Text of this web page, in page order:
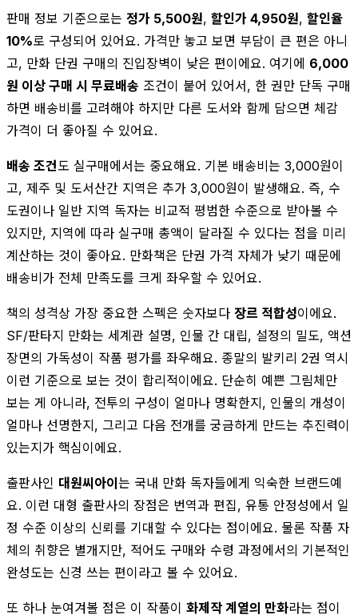
판매 정보 기준으로는 정가 5,500원, 할인가 4,950원, 할인율
10%로 구성되어 있어요. 가격만 놓고 보면 부담이 큰 편은 아니
고, 만화 단권 구매의 진입장벽이 낮은 편이에요. 여기에 6,000
원 이상 구매 시 무료배송 조건이 붙어 있어서, 한 권만 단독 구매
하면 배송비를 고려해야 하지만 다른 도서와 함께 담으면 체감
가격이 더 좋아질 수 있어요.
배송 조건도 실구매에서는 중요해요. 기본 배송비는 3,000원이
고, 제주 및 도서산간 지역은 추가 3,000원이 발생해요. 즉, 수
도권이나 일반 지역 독자는 비교적 평범한 수준으로 받아볼 수
있지만, 지역에 따라 실구매 총액이 달라질 수 있다는 점을 미리
계산하는 것이 좋아요. 만화책은 단권 가격 자체가 낮기 때문에
배송비가 전체 만족도를 크게 좌우할 수 있어요.
책의 성격상 가장 중요한 스펙은 숫자보다 장르 적합성이에요.
SF/판타지 만화는 세계관 설명, 인물 간 대립, 설정의 밀도, 액션
장면의 가독성이 작품 평가를 좌우해요. 종말의 발키리 2권 역시
이런 기준으로 보는 것이 합리적이에요. 단순히 예쁜 그림체만
보는 게 아니라, 전투의 구성이 얼마나 명확한지, 인물의 개성이
얼마나 선명한지, 그리고 다음 전개를 궁금하게 만드는 추진력이
있는지가 핵심이에요.
출판사인 대원씨아이는 국내 만화 독자들에게 익숙한 브랜드예
요. 이런 대형 출판사의 장점은 번역과 편집, 유통 안정성에서 일
정 수준 이상의 신뢰를 기대할 수 있다는 점이에요. 물론 작품 자
체의 취향은 별개지만, 적어도 구매와 수령 과정에서의 기본적인
완성도는 신경 쓰는 편이라고 볼 수 있어요.
또 하나 눈여겨볼 점은 이 작품이 화제작 계열의 만화라는 점이